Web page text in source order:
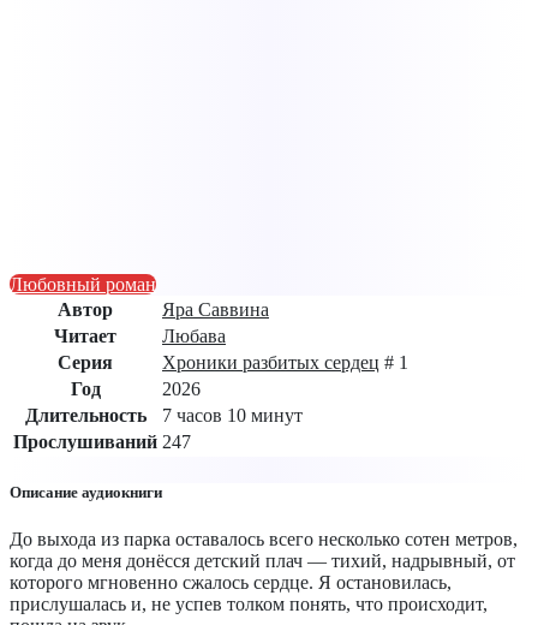
Любовный роман
Автор
Яра Саввина
Читает
Любава
Серия
Хроники разбитых сердец # 1
Год
2026
Длительность
7 часов 10 минут
Прослушиваний 247
Описание аудиокниги
До выхода из парка оставалось всего несколько сотен метров,
когда до меня донёсся детский плач — тихий, надрывный, от
которого мгновенно сжалось сердце. Я остановилась,
прислушалась и, не успев толком понять, что происходит,